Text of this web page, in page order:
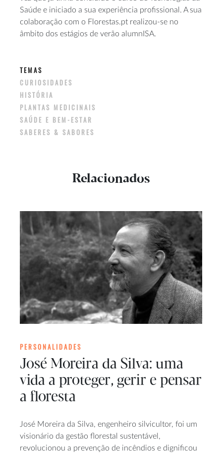
Saúde e iniciado a sua experiência profissional. A sua
colaboração com o Florestas.pt realizou-se no
âmbito dos estágios de verão alumnISA.
TEMAS
CURIOSIDADES
HISTÓRIA
PLANTAS MEDICINAIS
SAÚDE E BEM-ESTAR
SABERES & SABORES
Relacionados
PERSONALIDADES
José Moreira da Silva: uma
vida a proteger, gerir e pensar
a floresta
José Moreira da Silva, engenheiro silvicultor, foi um
visionário da gestão florestal sustentável,
revolucionou a prevenção de incêndios e dignificou